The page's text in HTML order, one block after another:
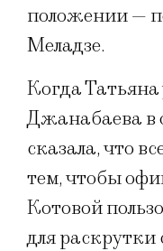
положении —
Меладзе.
Когда
Джанабаева в
сказала, что
тем, чтобы
Котовой
для раскрутки